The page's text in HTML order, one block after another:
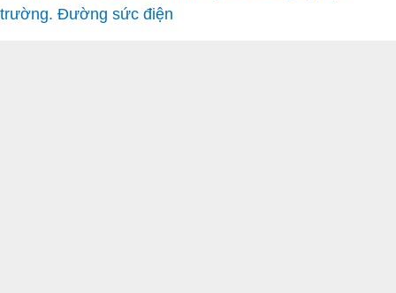
trường. Đường sức điện